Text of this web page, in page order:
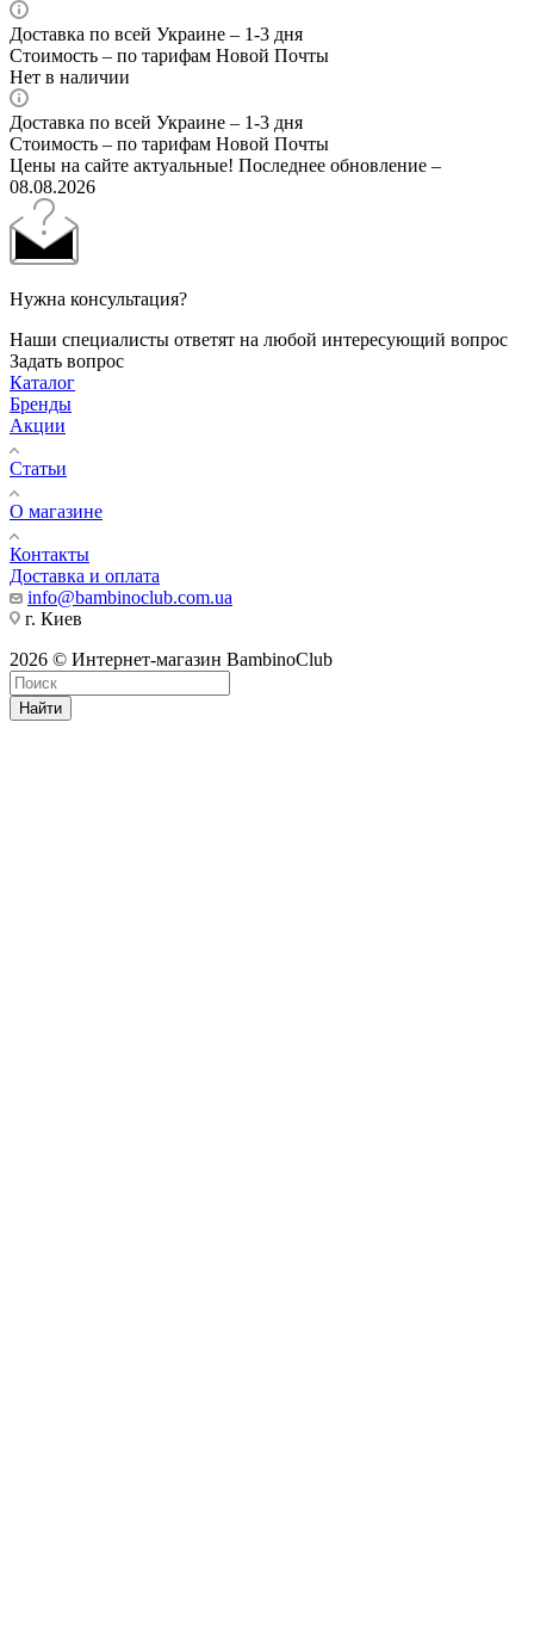
Доставка по всей Украине – 1-3 дня
Стоимость – по тарифам Новой Почты
Нет в наличии
Доставка по всей Украине – 1-3 дня
Стоимость – по тарифам Новой Почты
Цены на сайте актуальные! Последнее обновление –
08.08.2026
Нужна консультация?
Наши специалисты ответят на любой интересующий вопрос
Задать вопрос
Каталог
Бренды
Акции
Статьи
О магазине
Контакты
Доставка и оплата
info@bambinoclub.com.ua
г. Киев
2026 © Интернет-магазин BambinoClub
Найти